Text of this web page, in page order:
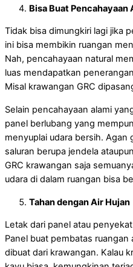
Bisa Buat Pencahayaan
Tidak bisa dimungkiri lagi jika
ini bisa membikin ruangan
Nah, pencahayaan natural
luas mendapatkan
Misal krawangan GRC
Selain pencahayaan alami
panel berlubang yang
menyuplai udara bersih. Agan
saluran berupa jendela
GRC krawangan saja
udara di dalam ruangan bisa
Tahan dengan Air Hujan
Letak dari panel atau
Panel buat pembatas
dibuat dari krawangan. Kalau